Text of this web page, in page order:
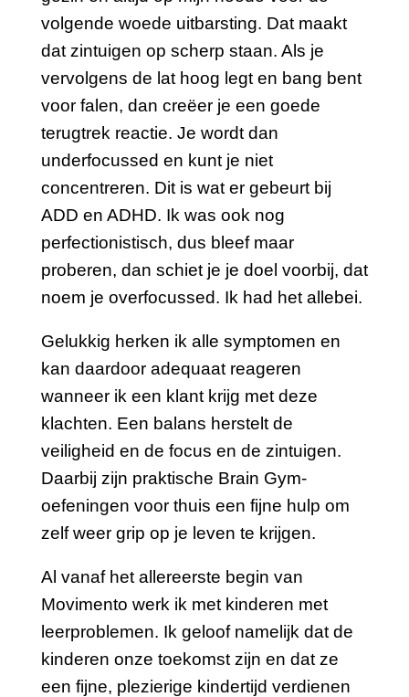
volgende woede uitbarsting. Dat maakt
dat zintuigen op scherp staan. Als je
vervolgens de lat hoog legt en bang bent
voor falen, dan creëer je een goede
terugtrek reactie. Je wordt dan
underfocussed en kunt je niet
concentreren. Dit is wat er gebeurt bij
ADD en ADHD. Ik was ook nog
perfectionistisch, dus bleef maar
proberen, dan schiet je je doel voorbij, dat
noem je overfocussed. Ik had het allebei.
Gelukkig herken ik alle symptomen en
kan daardoor adequaat reageren
wanneer ik een klant krijg met deze
klachten. Een balans herstelt de
veiligheid en de focus en de zintuigen.
Daarbij zijn praktische Brain Gym-
oefeningen voor thuis een fijne hulp om
zelf weer grip op je leven te krijgen.
Al vanaf het allereerste begin van
Movimento werk ik met kinderen met
leerproblemen. Ik geloof namelijk dat de
kinderen onze toekomst zijn en dat ze
een fijne, plezierige kindertijd verdienen